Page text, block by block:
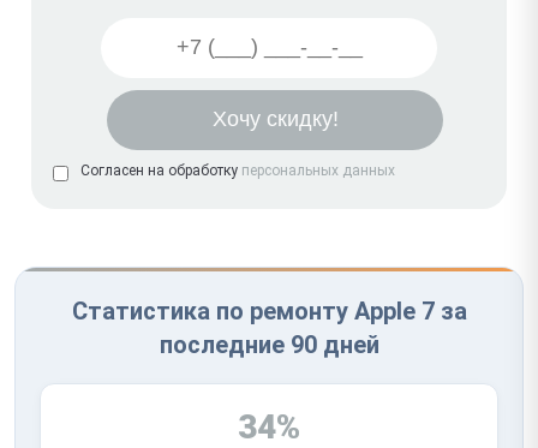
Согласен на обработку персональных данных
Статистика по ремонту Apple 7 за
последние 90 дней
34%